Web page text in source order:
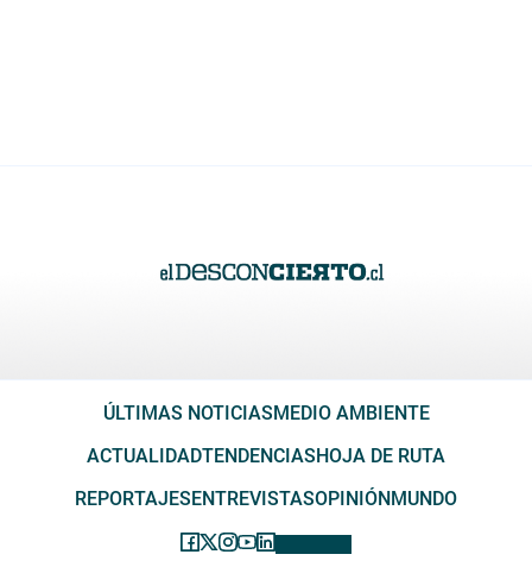
ÚLTIMAS NOTICIAS MEDIO AMBIENTE
ACTUALIDADTENDENCIAS HOJA DE RUTA
REPORTAJES ENTREVISTASOPINIÓN MUNDO